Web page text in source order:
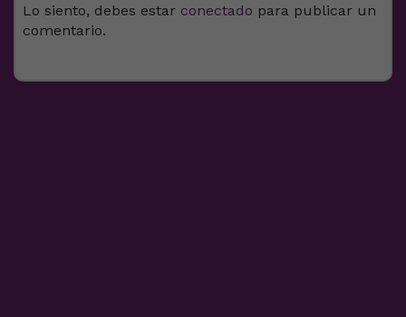
Lo siento, debes estar conectado para publicar un
comentario.